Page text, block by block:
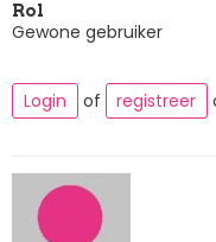
Rol
Gewone gebruiker
Login of registreer